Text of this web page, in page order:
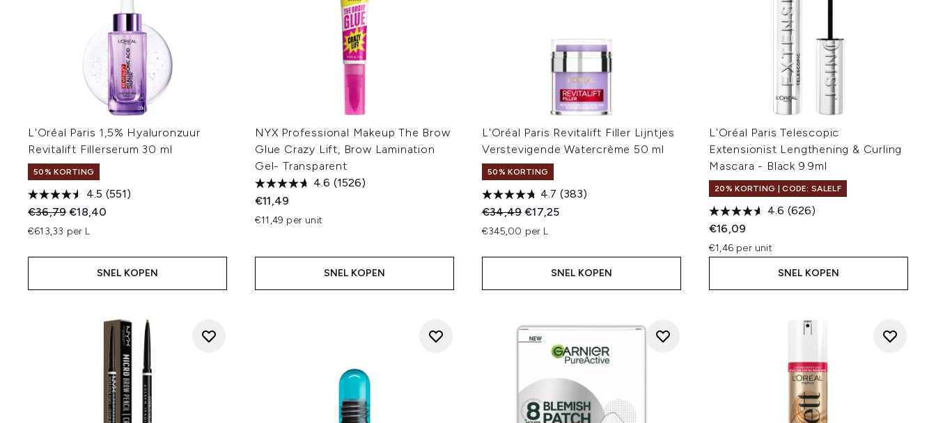
L'Oréal Paris 1,5% Hyaluronzuur
Revitalift Fillerserum 30 ml
50% KORTING
4.5 (551)
Recommended Retail Price:
€36,79Huidige prijs:
€18,40
€613,33 per L
SNEL KOPEN
NYX Professional Makeup The Brow
Glue Crazy Lift, Brow Lamination
Gel- Transparent
4.6 (1526)
€11,49
€11,49 per unit
SNEL KOPEN
L'Oréal Paris Revitalift Filler Lijntjes
Verstevigende Watercrème 50 ml
50% KORTING
4.7 (383)
Recommended Retail Price:
€34,49Huidige prijs:
€17,25
€345,00 per L
SNEL KOPEN
L'Oréal Paris Telescopic
Extensionist Lengthening & Curling
Mascara - Black 9.9ml
20% KORTING | CODE: SALELF
4.6 (626)
€16,09
€1,46 per unit
SNEL KOPEN